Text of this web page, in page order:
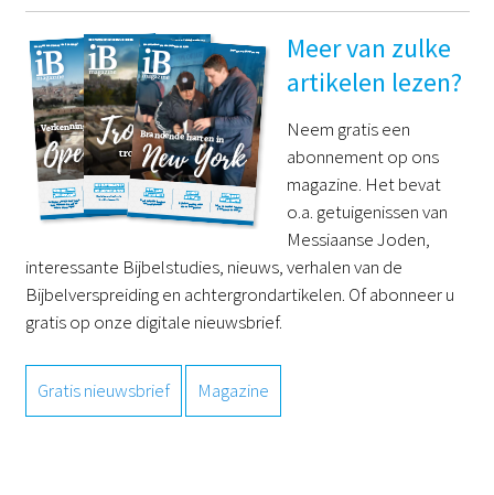
Meer van zulke
artikelen lezen?
Neem gratis een
abonnement op ons
magazine. Het bevat
o.a. getuigenissen van
Messiaanse Joden,
interessante Bijbelstudies, nieuws, verhalen van de
Bijbelverspreiding en achtergrondartikelen. Of abonneer u
gratis op onze digitale nieuwsbrief.
Gratis nieuwsbrief Magazine